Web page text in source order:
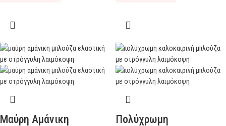
Μαύρη Αμάνικη
Πολύχρωμη